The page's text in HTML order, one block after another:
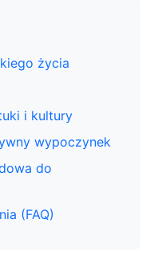
życia
i kultury
wypoczynek
do
(FAQ)